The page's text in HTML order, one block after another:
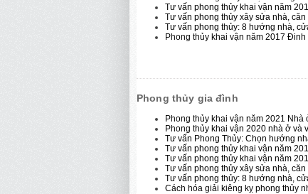
Tư vấn phong thủy khai vận năm
Tư vấn phong thủy xây sửa nhà,
Tư vấn phong thủy: 8 hướng nhà,
Phong thủy khai vận năm 2017
Phong thủy gia đình
Phong thủy khai vận năm 2021 Nhà
Phong thủy khai vận 2020 nhà ở và
Tư vấn Phong Thủy: Chọn hướng
Tư vấn phong thủy khai vận năm
Tư vấn phong thủy khai vận năm
Tư vấn phong thủy xây sửa nhà,
Tư vấn phong thủy: 8 hướng nhà,
Cách hóa giải kiêng kỵ phong thủy